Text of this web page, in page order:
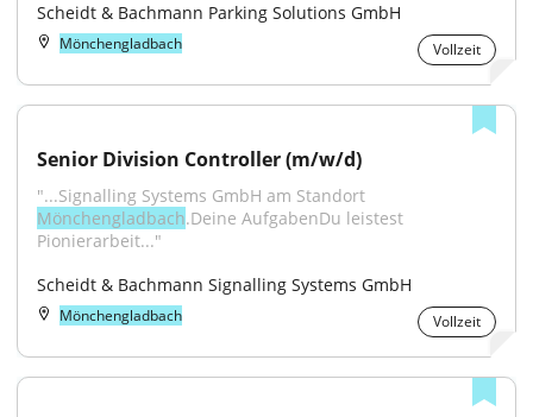
Scheidt & Bachmann Parking Solutions GmbH
Mönchengladbach Vollzeit
Senior Division Controller (m/w/d)
Mönchengladbach.Deine AufgabenDu leistest
Pionierarbeit..."
Scheidt & Bachmann Signalling Systems GmbH
Mönchengladbach Vollzeit